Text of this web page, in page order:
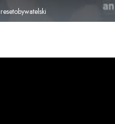
resetobywatelski